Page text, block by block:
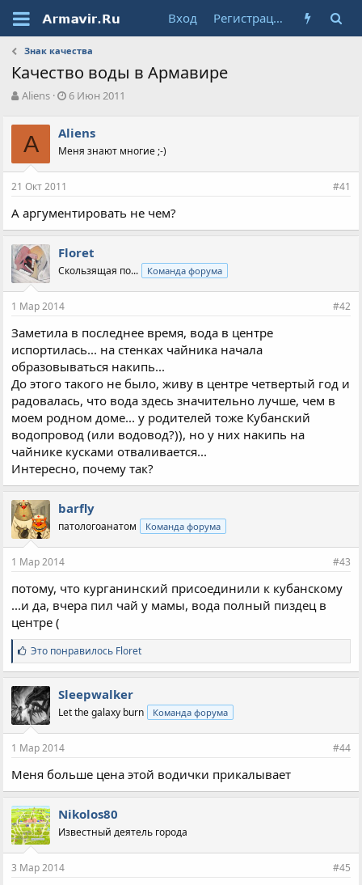
Вход Регистрация
Знак качества
Качество воды в Армавире
А
т
р
т
е
ы
Aliens
Д
а
н
л
6 Июн 2011
A Aliens
Меня знают многие ;-)
21 Окт 2011 #41
А аргументировать не чем?
Floret
Скользящая по... Команда форума
1 Мар 2014 #42
Заметила в последнее время, вода в центре
испортилась... на стенках чайника начала
образовываться накипь...
До этого такого не было, живу в центре четвертый год и
радовалась, что вода здесь значительно лучше, чем в
моем родном доме... у родителей тоже Кубанский
водопровод (или водовод?)), но у них накипь на
чайнике кусками отваливается...
Интересно, почему так?
barfly
патологоанатом Команда форума
1 Мар 2014 #43
потому, что курганинский присоединили к кубанскому
...и да, вчера пил чай у мамы, вода полный пиздец в
центре (
С
и
м
п
а
т
и
:
Это понравилось Floret
Sleepwalker
Let the galaxy burn Команда форума
1 Мар 2014 #44
Меня больше цена этой водички прикалывает
Nikolos80
Известный деятель города
3 Мар 2014 #45